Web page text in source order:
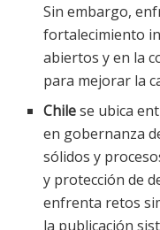
Sin embargo,
fortalecimiento
abiertos y en la
para mejorar la
Chilese ubica
en gobernanza
sólidos y
y protección de
enfrenta retos
la publicación